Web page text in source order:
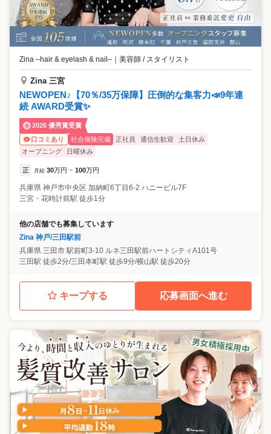
Zina –hair & eyelash & nail– 美容師 / スタイリスト
Zina 三宮
NEWOPEN♪【70％/35万保障】圧倒的な集客力📣9年連
続 AWARD受賞✨
2026 優秀賞受賞
口コミあり
社会保険完備 正社員 通信生歓迎
土日休み
オープニング
日曜休み
正 月給 30万円 ~ 100万円
兵庫県 神戸市中央区 加納町6丁目6-2 ハニービル7F
三宮・花時計前駅 徒歩1分
他の店舗でも募集しています
Zina 神戸/三田駅前
兵庫県 三田市 駅前町3-10 ルネ三田駅前ハートシティA101号
三田駅 徒歩2分/三田本町駅 徒歩9分/横山駅 徒歩20分
キープする 応募画面へ進む